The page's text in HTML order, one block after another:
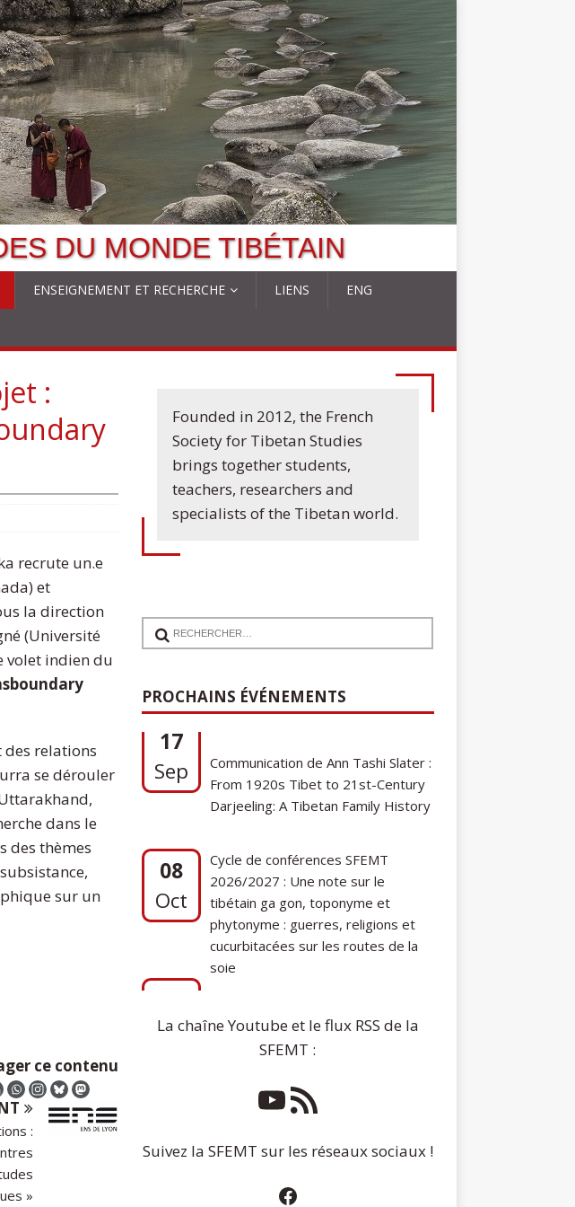
DU MONDE TIBÉTAIN
ENSEIGNEMENT ET RECHERCHE LIENS ENG
:
recrute un.e
et
la direction
(Université
volet indien du
relations
se dérouler
dans le
des thèmes
sur un
ce contenu
:
»
Founded in 2012, the French
Society for Tibetan Studies
brings together students,
teachers, researchers and
specialists of the Tibetan world.
PROCHAINS ÉVÉNEMENTS
Sep
Communication de Ann Tashi Slater :
From 1920s Tibet to 21st-Century
08
Cycle de conférences SFEMT
2026/2027 : Une note sur le
phytonyme : guerres, religions et
cucurbitacées sur les routes de la
soie
17
Communication de Ann Tashi Slater :
From 1920s Tibet to 21st-Century
La chaîne Youtube et le flux RSS de la
SFEMT :
Suivez la SFEMT sur les réseaux sociaux !